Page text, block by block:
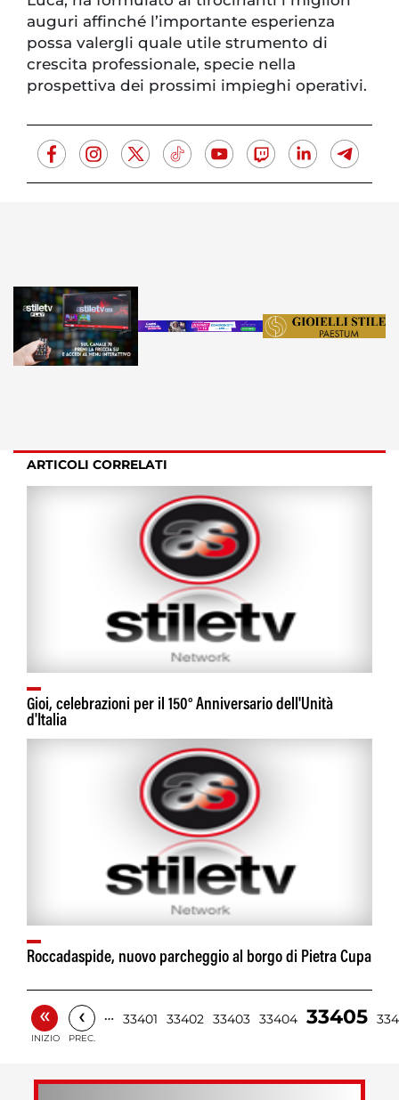
auguri affinché l’importante esperienza
possa valergli quale utile strumento di
crescita professionale, specie nella
prospettiva dei prossimi impieghi operativi.
ARTICOLI CORRELATI
Gioi, celebrazioni per il 150° Anniversario dell'Unità
d'Italia
Roccadaspide, nuovo parcheggio al borgo di Pietra Cupa
«
INIZIO
‹
PREC.
… 33401 33402 33403 33404 33405